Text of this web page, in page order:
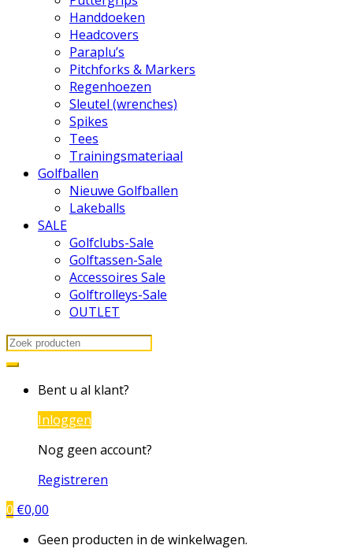
Handdoeken
Headcovers
Paraplu’s
Pitchforks & Markers
Regenhoezen
Sleutel (wrenches)
Spikes
Tees
Trainingsmateriaal
Golfballen
Nieuwe Golfballen
Lakeballs
SALE
Golfclubs-Sale
Golftassen-Sale
Accessoires Sale
Golftrolleys-Sale
OUTLET
Search
for:
Bent u al klant?
Inloggen
Nog geen account?
Registreren
0 €0,00
Geen producten in de winkelwagen.